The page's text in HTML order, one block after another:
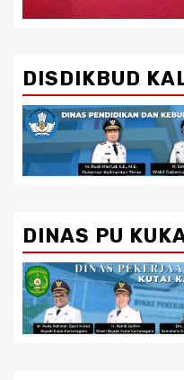
DISDIKBUD
DINAS PU